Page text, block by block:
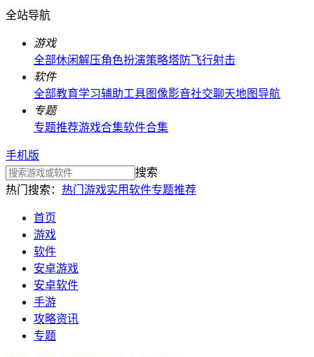
全站导航
游戏
全部休闲解压角色扮演策略塔防飞行射击
软件
全部教育学习辅助工具图像影音社交聊天地图导航
专题
专题推荐游戏合集软件合集
手机版
搜索
热门搜索： 热门游戏实用软件专题推荐
首页
游戏
软件
安卓游戏
安卓软件
手游
攻略资讯
专题